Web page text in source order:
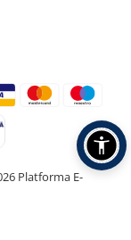
Platforma E-